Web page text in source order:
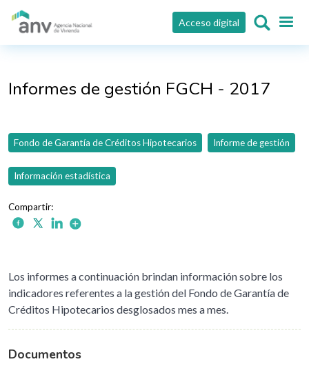
Pasar al contenido principal
Acceso digital
Informes de gestión FGCH - 2017
Fondo de Garantía de Créditos Hipotecarios Informe de gestión
Información estadística
Los informes a continuación brindan información sobre los
indicadores referentes a la gestión del Fondo de Garantía de
Créditos Hipotecarios desglosados mes a mes.
Documentos